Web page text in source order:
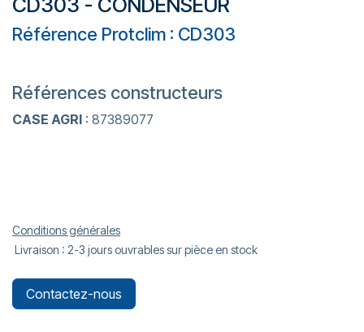
Référence Protclim : CD303
Références constructeurs
CASE AGRI : 87389077
Conditions générales
Livraison : 2-3 jours ouvrables sur pièce en stock
Contactez-nous